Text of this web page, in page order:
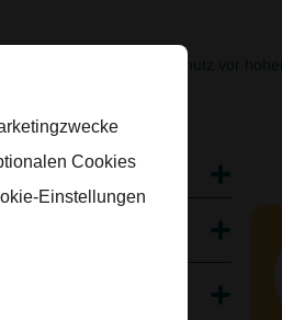
Es geht hier um den Schutz vor
können.
Cookies
Einstellungen